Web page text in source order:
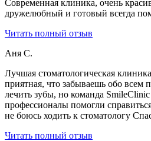
Современная клиника, очень
дружелюбный и готовый всегда
Читать полный отзыв
Аня С.
Лучшая стоматологическая
приятная, что забываешь обо всем
лечить зубы, но команда
профессионалы помогли
не боюсь ходить к стоматологу
Читать полный отзыв